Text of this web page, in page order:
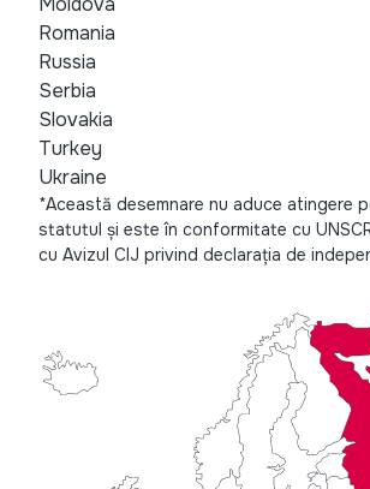
Romania
Russia
Serbia
Slovakia
Turkey
Ukraine
*Această desemnare nu aduce atingere
statutul și este în conformitate cu
cu Avizul CIJ privind declarația de